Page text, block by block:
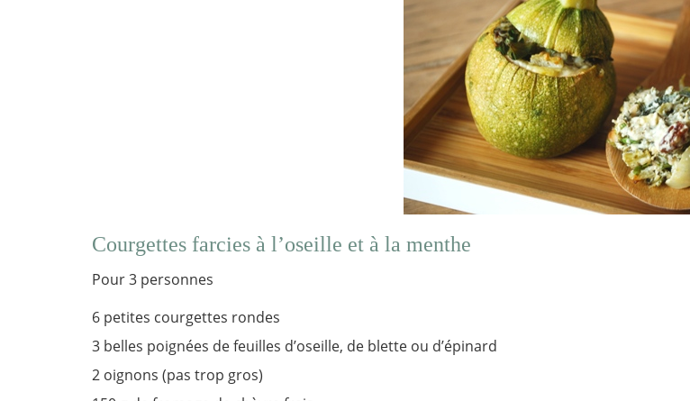
Courgettes farcies à l’oseille et à la menthe
Pour 3 personnes
6 petites courgettes rondes
3 belles poignées de feuilles d’oseille, de blette ou d’épinard
2 oignons (pas trop gros)